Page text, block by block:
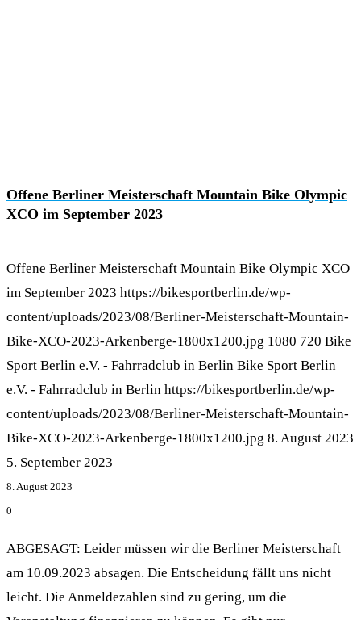
Offene Berliner Meisterschaft Mountain Bike Olympic
XCO im September 2023
Offene Berliner Meisterschaft Mountain Bike Olympic XCO
im September 2023 https://bikesportberlin.de/wp-
content/uploads/2023/08/Berliner-Meisterschaft-Mountain-
Bike-XCO-2023-Arkenberge-1800x1200.jpg 1080 720 Bike
Sport Berlin e.V. - Fahrradclub in Berlin Bike Sport Berlin
e.V. - Fahrradclub in Berlin https://bikesportberlin.de/wp-
content/uploads/2023/08/Berliner-Meisterschaft-Mountain-
Bike-XCO-2023-Arkenberge-1800x1200.jpg 8. August 2023
5. September 2023
8. August 2023
0
ABGESAGT: Leider müssen wir die Berliner Meisterschaft
am 10.09.2023 absagen. Die Entscheidung fällt uns nicht
leicht. Die Anmeldezahlen sind zu gering, um die